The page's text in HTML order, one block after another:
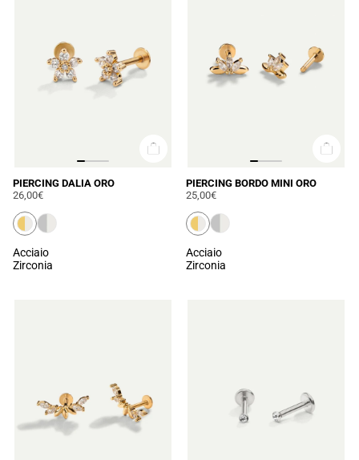
PIERCING DALIA ORO
26,00€
Acciaio
Zirconia
PIERCING BORDO MINI ORO
25,00€
Acciaio
Zirconia